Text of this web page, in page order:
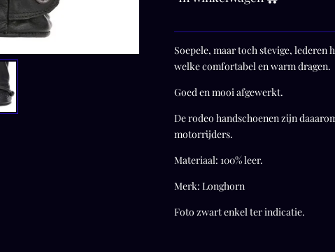
Soepele, maar toch stevige, lederen
welke comfortabel en warm dragen.
Goed en mooi afgewerkt.
De rodeo handschoenen zijn
motorrijders.
Materiaal: 100% leer.
Merk: Longhorn
Foto zwart enkel ter indicatie.